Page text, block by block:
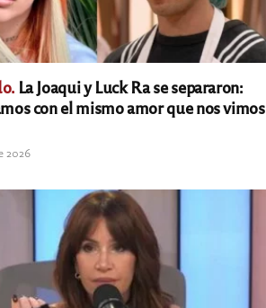
La Joaqui y Luck Ra se separaron:
con el mismo amor que nos vimos
2026